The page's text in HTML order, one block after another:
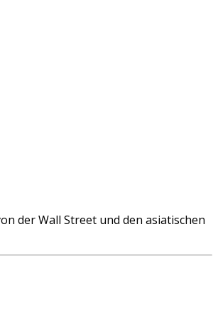
der Wall Street und den asiatischen